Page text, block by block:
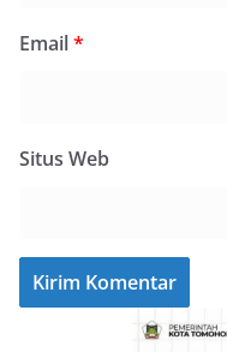
Email*
Situs Web